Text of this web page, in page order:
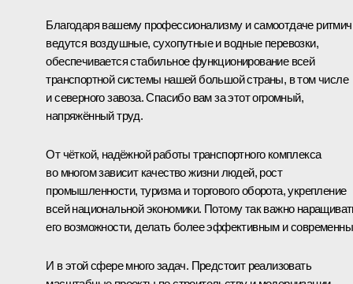
Благодаря вашему профессионализму и самоотдаче
ведутся воздушные, сухопутные и водные перевозки,
обеспечивается стабильное функционирование всей
транспортной системы нашей большой страны, в том числе
и северного завоза. Спасибо вам за этот огромный,
напряжённый труд.
От чёткой, надёжной работы транспортного комплекса
во многом зависит качество жизни людей, рост
промышленности, туризма и торгового оборота, укрепление
всей национальной экономики. Потому так важно
его возможности, делать более эффективным и
И в этой сфере много задач. Предстоит реализовать